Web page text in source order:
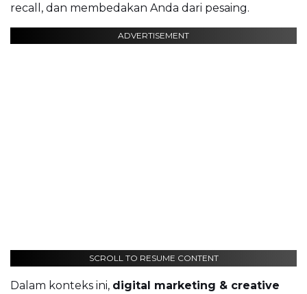
recall, dan membedakan Anda dari pesaing.
ADVERTISEMENT
SCROLL TO RESUME CONTENT
Dalam konteks ini, digital marketing & creative